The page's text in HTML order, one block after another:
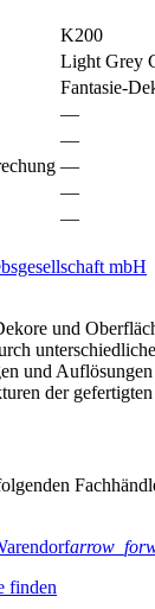
K200
Light Grey
Fantasie-
—
—
—
—
—
mbH
und
und
der
finden